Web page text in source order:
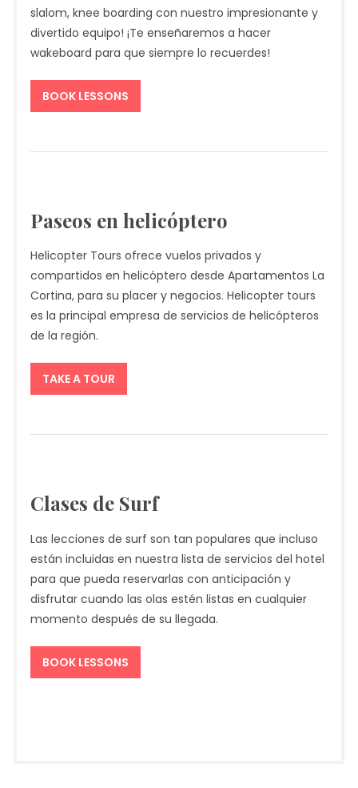
slalom, knee boarding con nuestro impresionante y
divertido equipo! ¡Te enseñaremos a hacer
wakeboard para que siempre lo recuerdes!
BOOK LESSONS
Paseos en helicóptero
Helicopter Tours ofrece vuelos privados y
compartidos en helicóptero desde Apartamentos La
Cortina, para su placer y negocios. Helicopter tours
es la principal empresa de servicios de helicópteros
de la región.
TAKE A TOUR
Clases de Surf
Las lecciones de surf son tan populares que incluso
están incluidas en nuestra lista de servicios del hotel
para que pueda reservarlas con anticipación y
disfrutar cuando las olas estén listas en cualquier
momento después de su llegada.
BOOK LESSONS